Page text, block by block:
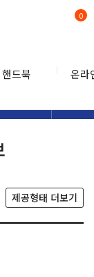
핸드북 온라
0
제공형태 더보기